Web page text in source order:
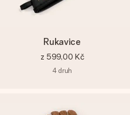
Rukavice
z 599,00 Kč
4 druh